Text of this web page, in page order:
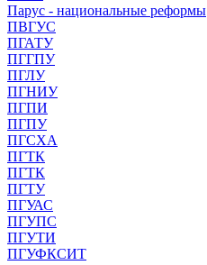
Парус - национальные реформы
ПВГУС
ПГАТУ
ПГГПУ
ПГЛУ
ПГНИУ
ПГПИ
ПГПУ
ПГСХА
ПГТК
ПГТК
ПГТУ
ПГУАС
ПГУПС
ПГУТИ
ПГУФКСИТ